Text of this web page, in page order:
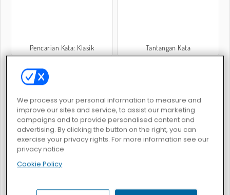
Pencarian Kata: Klasik Tantangan Kata
Crocword: Crossword Puzzle Game Kuis Dunia
We process your personal information to measure and
improve our sites and service, to assist our marketing
campaigns and to provide personalised content and
advertising. By clicking the button on the right, you can
exercise your privacy rights. For more information see our
privacy notice
Cookie Policy